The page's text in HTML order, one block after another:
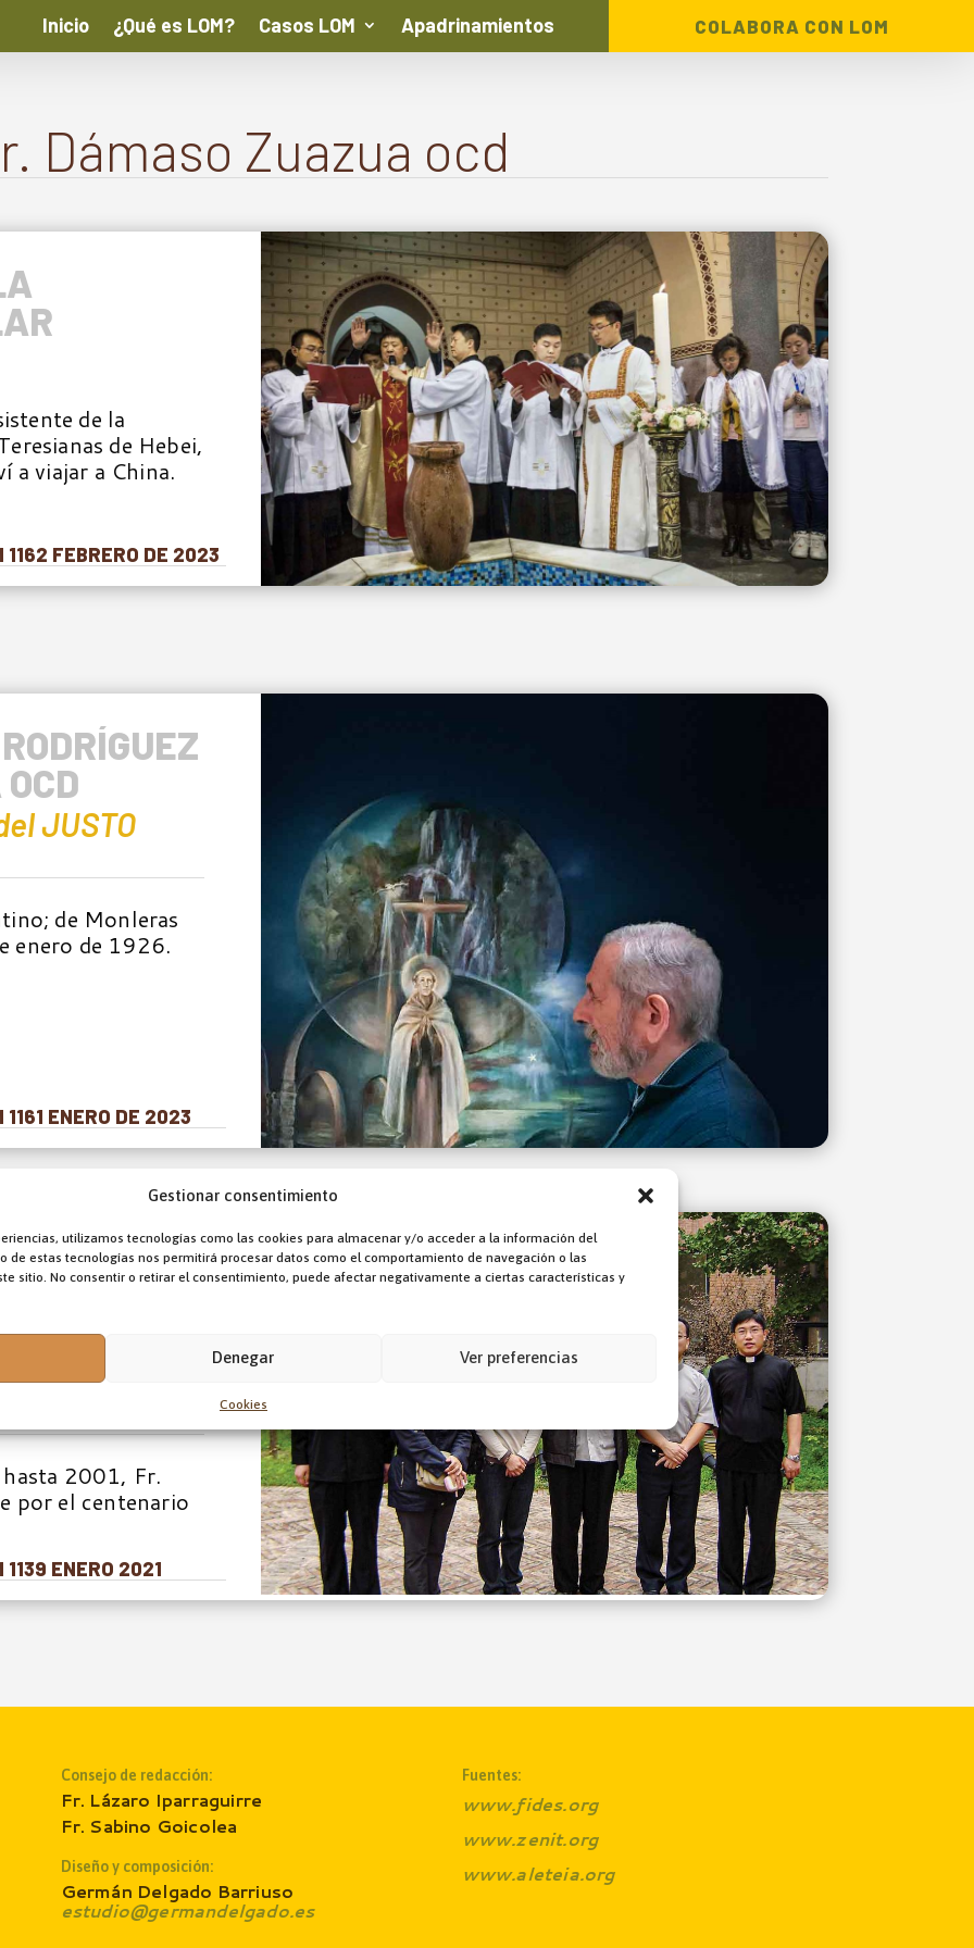
Gestionar consentimiento
utilizamos tecnologías como las cookies para almacenar y/o acceder a la información del
de estas tecnologías nos permitirá procesar datos como el comportamiento de navegación o las
sitio. No consentir o retirar el consentimiento, puede afectar negativamente a ciertas características y
Denegar Ver preferencias
Cookies
Inicio ¿Qué es LOM? Casos LOM Apadrinamientos COLABORA CON LOM
Dámaso Zuazua ocd
de la
de Hebei,
a viajar a China.
1162 FEBRERO DE 2023
JUSTO
de Monleras
enero de 1926.
1161 ENERO DE 2023
MIS
DE
hasta
2001, Fr.
por el centenario
1139 ENERO 2021
Consejo de redacción:
Fr. Lázaro Iparraguirre
Fr. Sabino Goicolea
Diseño y composición:
Germán Delgado Barriuso
estudio@germandelgado.es
Fuentes:
www.fides.org
www.zenit.org
www.aleteia.org